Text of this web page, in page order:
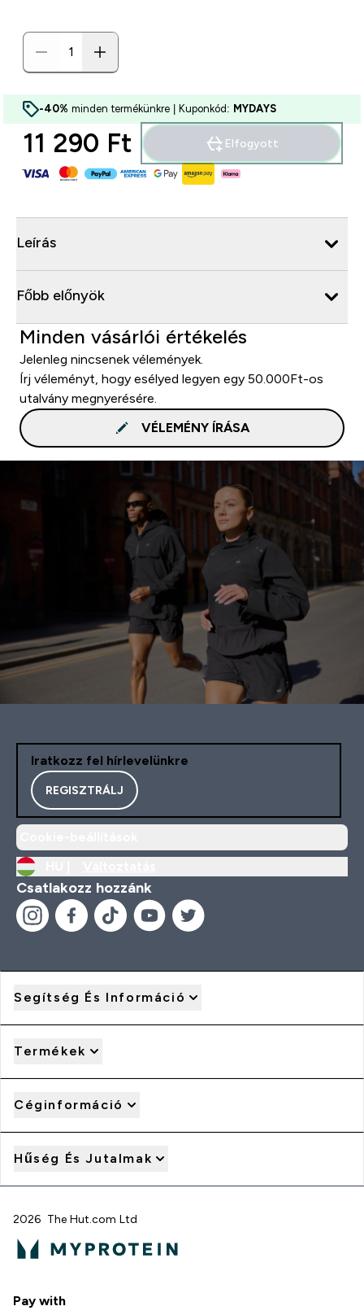
-40% minden termékünkre | Kuponkód: MYDAYS
11 290 Ft‎ Elfogyott
Leírás
Főbb előnyök
Minden vásárlói értékelés
Jelenleg nincsenek vélemények.
Írj véleményt, hogy esélyed legyen egy 50.000Ft-os
utalvány megnyerésére.
VÉLEMÉNY ÍRÁSA
Iratkozz fel hírlevelünkre
REGISZTRÁLJ
Csatlakozz hozzánk
Segítség És Információ
Termékek
Céginformáció
Hűség És Jutalmak
2026 The Hut.com Ltd
Pay with